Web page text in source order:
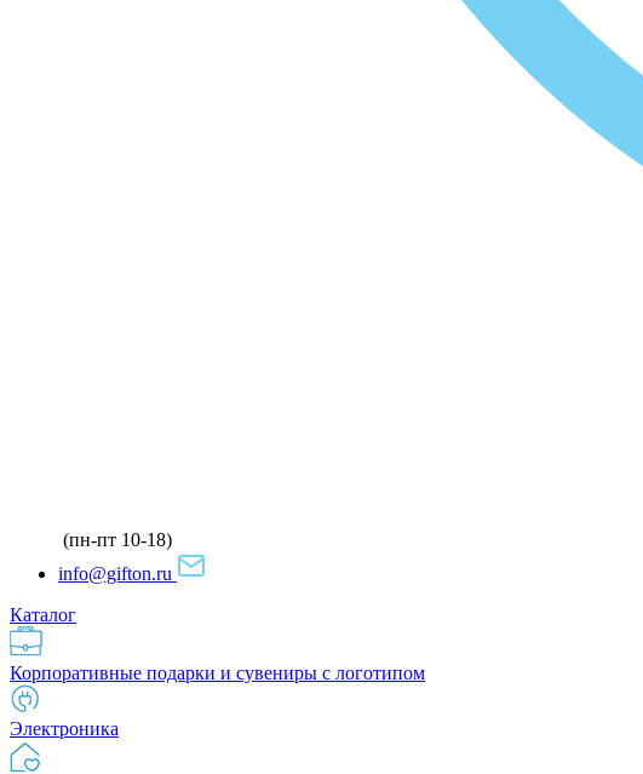
(пн-пт 10-18)
info@gifton.ru
Каталог
Корпоративные подарки и сувениры с логотипом
Электроника